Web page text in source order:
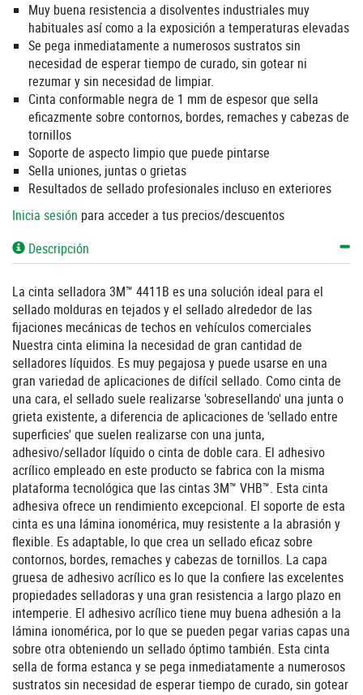
Muy buena resistencia a disolventes industriales muy
habituales así como a la exposición a temperaturas elevadas
Se pega inmediatamente a numerosos sustratos sin
necesidad de esperar tiempo de curado, sin gotear ni
rezumar y sin necesidad de limpiar.
Cinta conformable negra de 1 mm de espesor que sella
eficazmente sobre contornos, bordes, remaches y cabezas de
tornillos
Soporte de aspecto limpio que puede pintarse
Sella uniones, juntas o grietas
Resultados de sellado profesionales incluso en exteriores
Inicia sesión para acceder a tus precios/descuentos
Descripción
La cinta selladora 3M™ 4411B es una solución ideal para el
sellado molduras en tejados y el sellado alrededor de las
fijaciones mecánicas de techos en vehículos comerciales
Nuestra cinta elimina la necesidad de gran cantidad de
selladores líquidos. Es muy pegajosa y puede usarse en una
gran variedad de aplicaciones de difícil sellado. Como cinta de
una cara, el sellado suele realizarse 'sobresellando' una junta o
grieta existente, a diferencia de aplicaciones de 'sellado entre
superficies' que suelen realizarse con una junta,
adhesivo/sellador líquido o cinta de doble cara. El adhesivo
acrílico empleado en este producto se fabrica con la misma
plataforma tecnológica que las cintas 3M™ VHB™. Esta cinta
adhesiva ofrece un rendimiento excepcional. El soporte de esta
cinta es una lámina ionomérica, muy resistente a la abrasión y
flexible. Es adaptable, lo que crea un sellado eficaz sobre
contornos, bordes, remaches y cabezas de tornillos. La capa
gruesa de adhesivo acrílico es lo que la confiere las excelentes
propiedades selladoras y una gran resistencia a largo plazo en
intemperie. El adhesivo acrílico tiene muy buena adhesión a la
lámina ionomérica, por lo que se pueden pegar varias capas una
sobre otra obteniendo un sellado óptimo también. Esta cinta
sella de forma estanca y se pega inmediatamente a numerosos
sustratos sin necesidad de esperar tiempo de curado, sin gotear